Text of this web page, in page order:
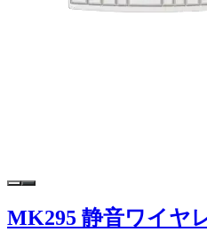
MK295 静音ワイヤ